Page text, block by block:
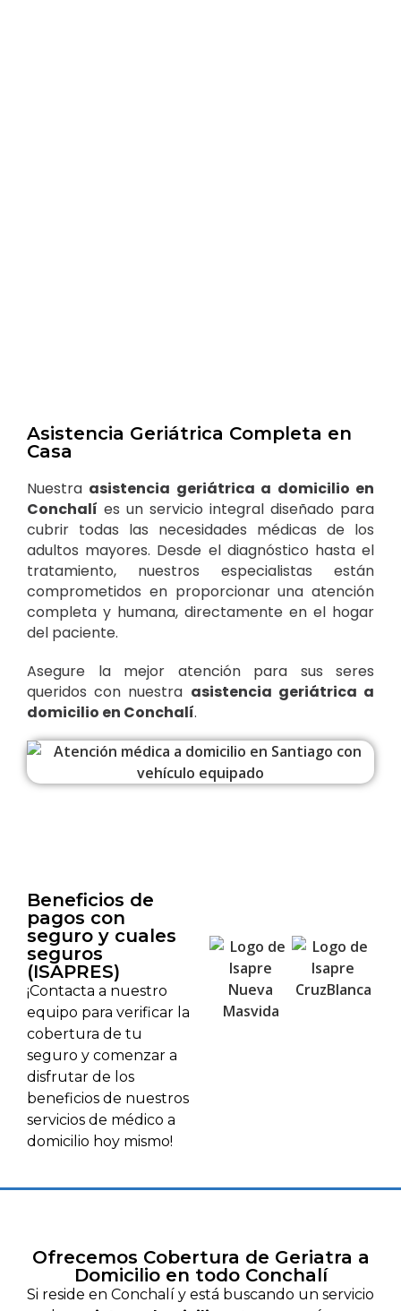
Asistencia Geriátrica Completa en
Casa
Nuestra asistencia geriátrica a domicilio en
Conchalí es un servicio integral diseñado para
cubrir todas las necesidades médicas de los
adultos mayores. Desde el diagnóstico hasta el
tratamiento, nuestros especialistas están
comprometidos en proporcionar una atención
completa y humana, directamente en el hogar
del paciente.
Asegure la mejor atención para sus seres
queridos con nuestra asistencia geriátrica a
domicilio en Conchalí.
Beneficios de
pagos con
seguro y cuales
seguros
(ISAPRES)
¡Contacta a nuestro
equipo para verificar la
cobertura de tu
seguro y comenzar a
disfrutar de los
beneficios de nuestros
servicios de médico a
domicilio hoy mismo!
Ofrecemos Cobertura de Geriatra a
Domicilio en todo Conchalí
Si reside en Conchalí y está buscando un servicio